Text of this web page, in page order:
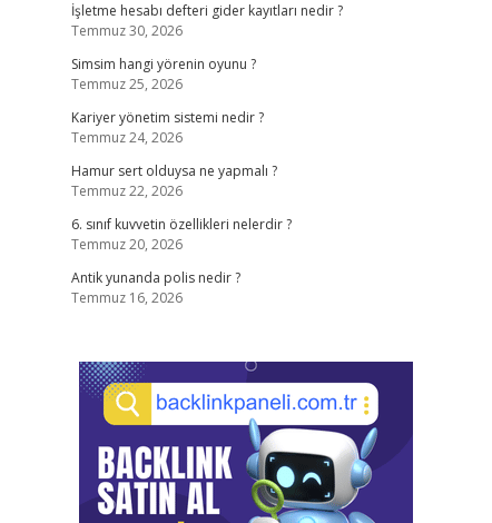
İşletme hesabı defteri gider kayıtları nedir ?
Temmuz 30, 2026
Simsim hangi yörenin oyunu ?
Temmuz 25, 2026
Kariyer yönetim sistemi nedir ?
Temmuz 24, 2026
Hamur sert olduysa ne yapmalı ?
Temmuz 22, 2026
6. sınıf kuvvetin özellikleri nelerdir ?
Temmuz 20, 2026
Antik yunanda polis nedir ?
Temmuz 16, 2026